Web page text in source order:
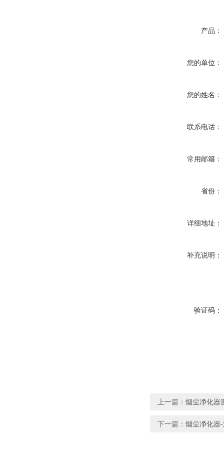
产品：
您的单位：
您的姓名：
联系电话：
常用邮箱：
省份：
详细地址：
补充说明：
验证码：
上一篇： 烟尘净化器
下一篇： 烟尘净化器